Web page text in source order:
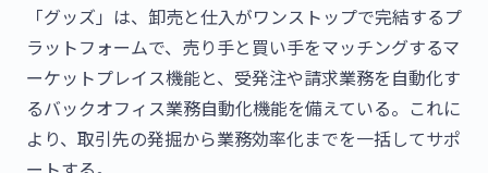
「グッズ」は、卸売と仕入がワンストップで完結するプ
ラットフォームで、売り手と買い手をマッチングするマ
ーケットプレイス機能と、受発注や請求業務を自動化す
るバックオフィス業務自動化機能を備えている。これに
より、取引先の発掘から業務効率化までを一括してサポ